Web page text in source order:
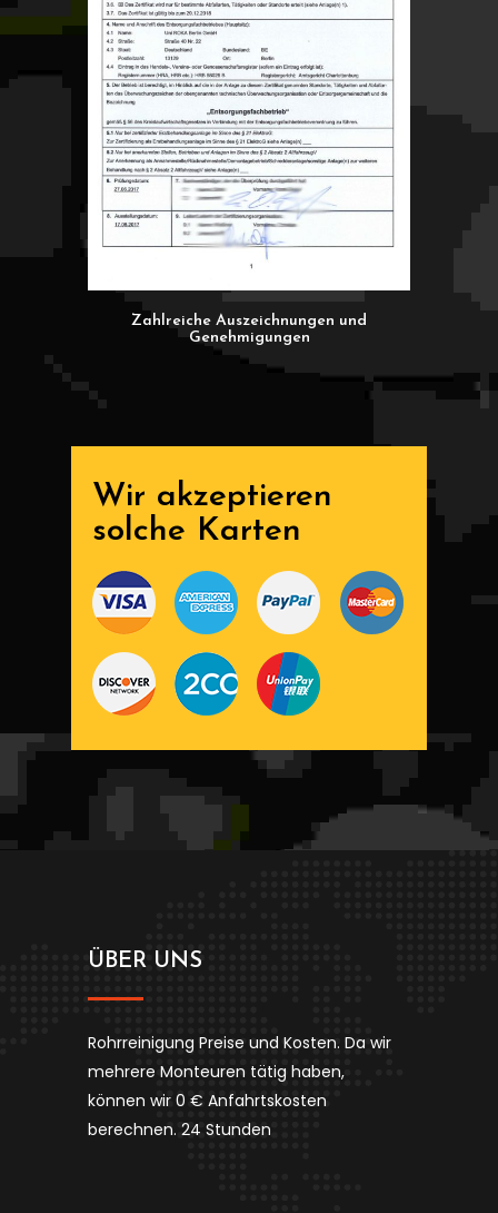
Zahlreiche Auszeichnungen und
Genehmigungen
Wir akzeptieren
solche Karten
ÜBER UNS
Rohrreinigung Preise und Kosten. Da wir
mehrere Monteuren tätig haben,
können wir 0 € Anfahrtskosten
berechnen. 24 Stunden